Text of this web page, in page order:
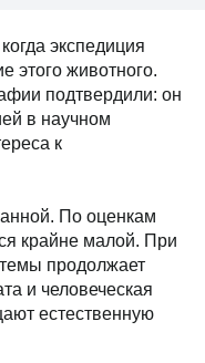
экспедиция
этого животного.
подтвердили: он
в научном
к
По оценкам
крайне малой. При
продолжает
и человеческая
естественную